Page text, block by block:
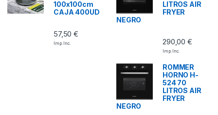
100x100cm
CAJA 400UD
57,50€
Imp. Inc.
LITROS AIR
FRYER
NEGRO
290,00€
Imp. Inc.
ROMMER
HORNO H-
524 70
LITROS AIR
FRYER
NEGRO